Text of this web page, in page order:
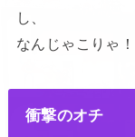
し、
なんじゃこりゃ！
衝撃のオチ